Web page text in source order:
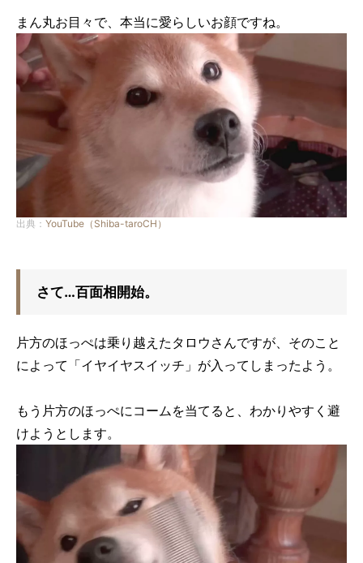
まん丸お目々で、本当に愛らしいお顔ですね。
出典： YouTube（Shiba-taroCH）
さて…百面相開始。
片方のほっぺは乗り越えたタロウさんですが、そのこと
によって「イヤイヤスイッチ」が入ってしまったよう。
もう片方のほっぺにコームを当てると、わかりやすく避
けようとします。